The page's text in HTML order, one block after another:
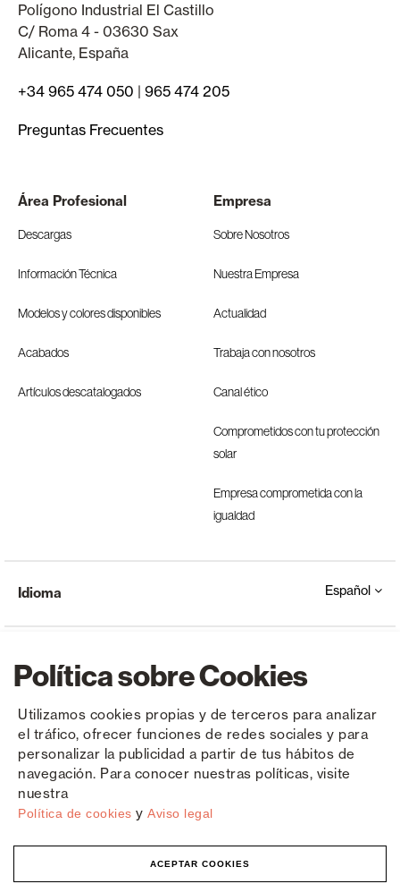
Política sobre Cookies
Utilizamos cookies propias y de terceros para analizar
el tráfico, ofrecer funciones de redes sociales y para
personalizar la publicidad a partir de tus hábitos de
navegación. Para conocer nuestras políticas, visite
nuestra
Política de cookies y Aviso legal
ACEPTAR COOKIES
Polígono Industrial El Castillo
C/ Roma 4 - 03630 Sax
Alicante, España
+34 965 474 050 | 965 474 205
Preguntas Frecuentes
Área Profesional
Descargas
Información Técnica
Modelos y colores disponibles
Acabados
Artículos descatalogados
Empresa
Sobre Nosotros
Nuestra Empresa
Actualidad
Trabaja con nosotros
Canal ético
Comprometidos con tu protección
solar
Empresa comprometida con la
igualdad
Copyright © Saxun 2023 - 2026 Política de privacidad Aviso legal Cookies
Idioma Español